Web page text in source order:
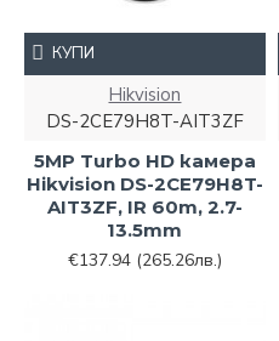
Hikvision
DS-2CE79H8T-AIT3ZF
5MP Turbo HD камера
Hikvision DS-2CE79H8T-
AIT3ZF, IR 60m, 2.7-
13.5mm
€137.94 (265.26лв.)
КУПИ